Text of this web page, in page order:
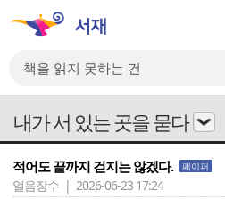
내가 서 있는 곳을 묻다
적어도 끝까지 걷지는 않겠다. 페이퍼
얼음장수 | 2026-06-23 17:24